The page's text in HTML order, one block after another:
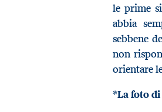
le prime
abbia
sebbene
non
orientare
*La foto